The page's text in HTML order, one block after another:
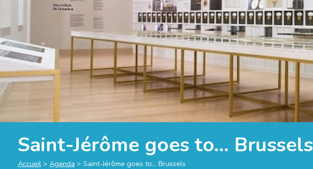
Saint-Jérôme goes to… Brussels
Accueil > Agenda > Saint-Jérôme goes to… Brussels